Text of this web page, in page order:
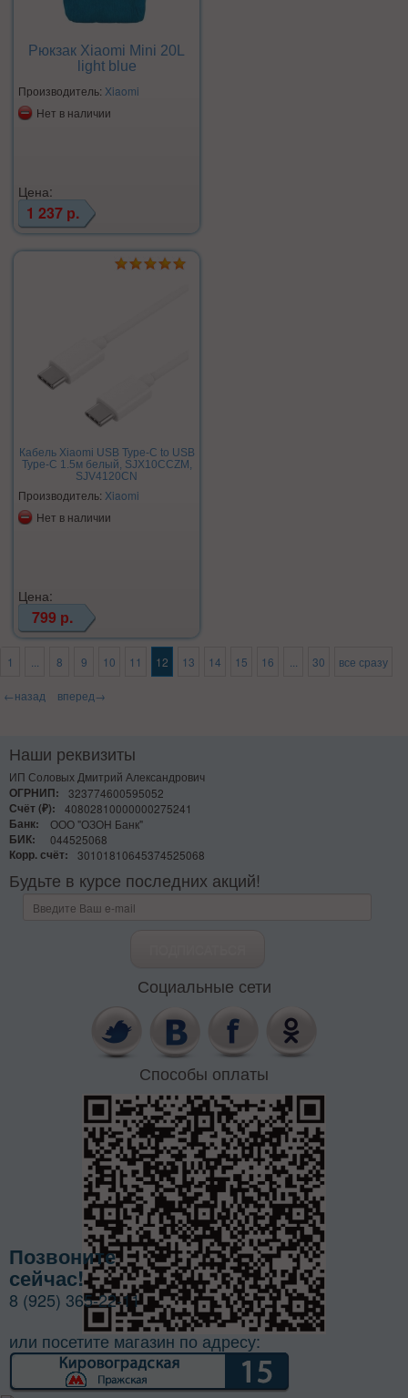
Рюкзак Xiaomi Mini 20L
light blue
Производитель: Xiaomi
Нет в наличии
Цена:
1 237 р.
Кабель Xiaomi USB Type-C to USB
Type-C 1.5м белый, SJX10CCZM,
SJV4120CN
Производитель: Xiaomi
Нет в наличии
Цена:
799 р.
1 8 9 10 11 12 13 14 15 16 30 все сразу
←назад вперед→
Наши реквизиты
ИП Соловых Дмитрий Александрович
ОГРНИП:
323774600595052
Счёт (₽):
40802810000000275241
Банк:
ООО "ОЗОН Банк"
БИК:
044525068
Корр. счёт:
30101810645374525068
Будьте в курсе последних акций!
Социальные сети
Способы оплаты
Позвоните
сейчас!
8 (925) 365-22-11
или посетите магазин по адресу: